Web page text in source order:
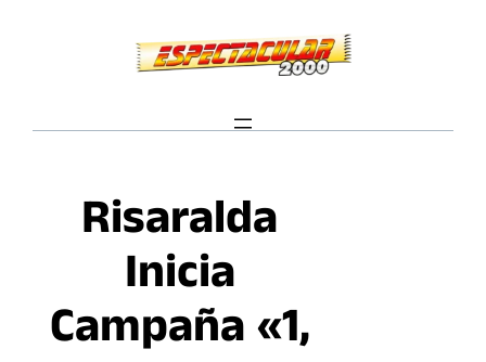
Risaralda
Inicia
Campaña «1,